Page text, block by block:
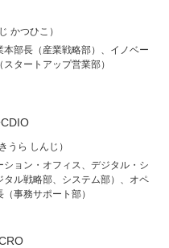
かつひこ）
本部長（産業戦略部）、イノベー
タートアップ営業部）
うら しんじ）
ション・オフィス、デジタル・シ
タル戦略部、システム部）、オペ
事務サポート部）